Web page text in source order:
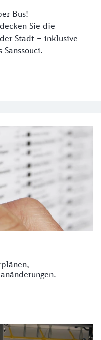
Bus!
Sie die
Stadt – inklusive
Sanssouci.